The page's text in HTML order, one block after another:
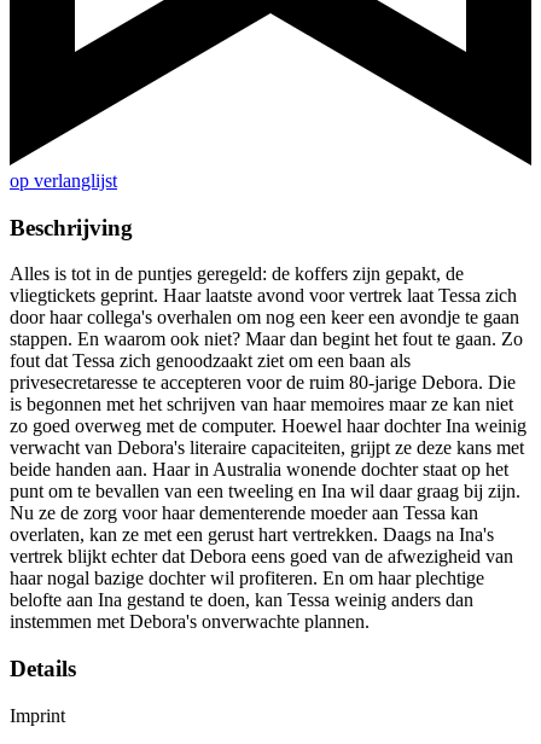
op verlanglijst
Beschrijving
Alles is tot in de puntjes geregeld: de koffers zijn gepakt, de
vliegtickets geprint. Haar laatste avond voor vertrek laat Tessa zich
door haar collega's overhalen om nog een keer een avondje te gaan
stappen. En waarom ook niet? Maar dan begint het fout te gaan. Zo
fout dat Tessa zich genoodzaakt ziet om een baan als
privesecretaresse te accepteren voor de ruim 80-jarige Debora. Die
is begonnen met het schrijven van haar memoires maar ze kan niet
zo goed overweg met de computer. Hoewel haar dochter Ina weinig
verwacht van Debora's literaire capaciteiten, grijpt ze deze kans met
beide handen aan. Haar in Australia wonende dochter staat op het
punt om te bevallen van een tweeling en Ina wil daar graag bij zijn.
Nu ze de zorg voor haar dementerende moeder aan Tessa kan
overlaten, kan ze met een gerust hart vertrekken. Daags na Ina's
vertrek blijkt echter dat Debora eens goed van de afwezigheid van
haar nogal bazige dochter wil profiteren. En om haar plechtige
belofte aan Ina gestand te doen, kan Tessa weinig anders dan
instemmen met Debora's onverwachte plannen.
Details
Imprint